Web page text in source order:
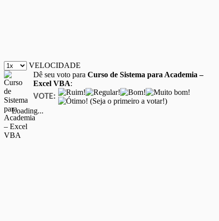
VELOCIDADE
Dê seu voto para Curso de Sistema para Academia –
Excel VBA:
VOTE:
(Seja o primeiro a votar!)
Loading...